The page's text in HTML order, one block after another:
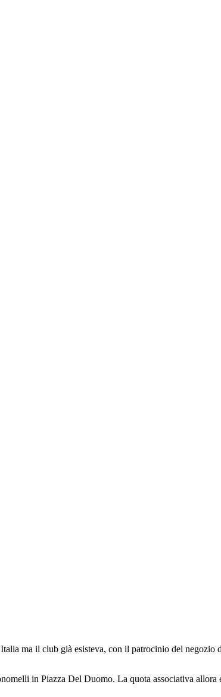
ma il club già esisteva, con il patrocinio del
in Piazza Del Duomo. La quota associativa allora